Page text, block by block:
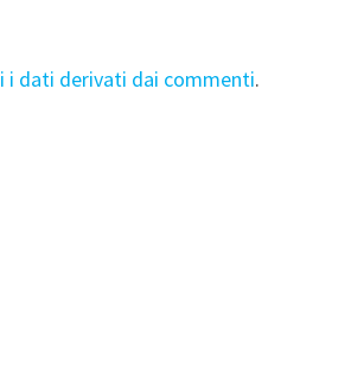
i dati derivati dai commenti.